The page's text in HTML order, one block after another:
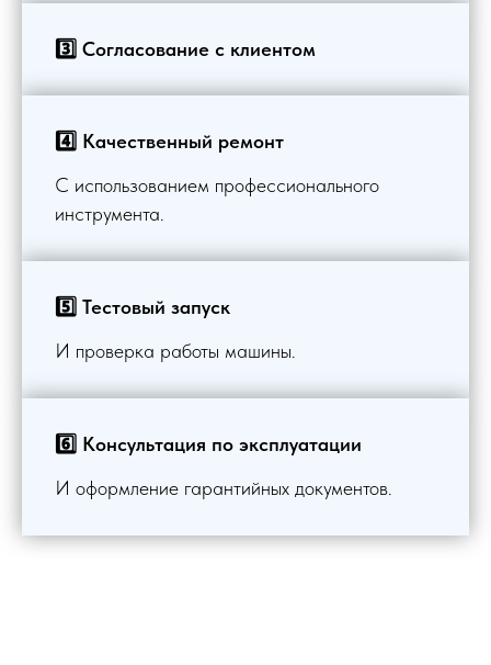
3️⃣ Согласование с клиентом
4️⃣ Качественный ремонт
С использованием профессионального
инструмента.
5️⃣ Тестовый запуск
И проверка работы машины.
6️⃣ Консультация по эксплуатации
И оформление гарантийных документов.